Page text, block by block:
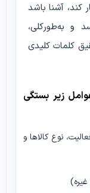
کند، آشنا باشد
و به‌طورکلی،
کلمات کلیدی
زیر بستگی
نوع کالاها و